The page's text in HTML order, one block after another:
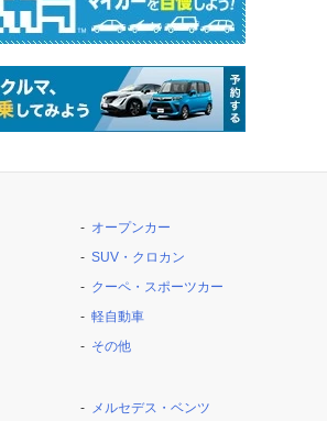
オープンカー
SUV・クロカン
クーペ・スポーツカー
軽自動車
その他
メルセデス・ベンツ